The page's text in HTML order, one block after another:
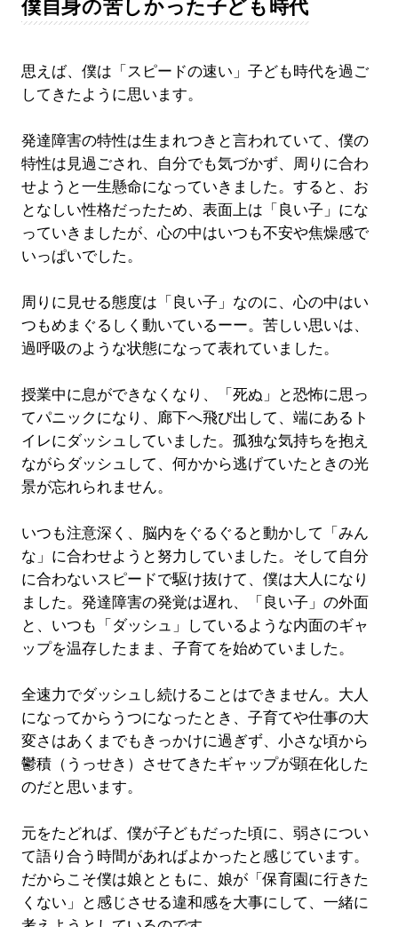
僕自身の苦しかった子ども時代
思えば、僕は「スピードの速い」子ども時代を過ご
してきたように思います。
発達障害の特性は生まれつきと言われていて、僕の
特性は見過ごされ、自分でも気づかず、周りに合わ
せようと一生懸命になっていきました。すると、お
となしい性格だったため、表面上は「良い子」にな
っていきましたが、心の中はいつも不安や焦燥感で
いっぱいでした。
周りに見せる態度は「良い子」なのに、心の中はい
つもめまぐるしく動いているーー。苦しい思いは、
過呼吸のような状態になって表れていました。
授業中に息ができなくなり、「死ぬ」と恐怖に思っ
てパニックになり、廊下へ飛び出して、端にあるト
イレにダッシュしていました。孤独な気持ちを抱え
ながらダッシュして、何かから逃げていたときの光
景が忘れられません。
いつも注意深く、脳内をぐるぐると動かして「みん
な」に合わせようと努力していました。そして自分
に合わないスピードで駆け抜けて、僕は大人になり
ました。発達障害の発覚は遅れ、「良い子」の外面
と、いつも「ダッシュ」しているような内面のギャ
ップを温存したまま、子育てを始めていました。
全速力でダッシュし続けることはできません。大人
になってからうつになったとき、子育てや仕事の大
変さはあくまでもきっかけに過ぎず、小さな頃から
鬱積（うっせき）させてきたギャップが顕在化した
のだと思います。
元をたどれば、僕が子どもだった頃に、弱さについ
て語り合う時間があればよかったと感じています。
だからこそ僕は娘とともに、娘が「保育園に行きた
くない」と感じさせる違和感を大事にして、一緒に